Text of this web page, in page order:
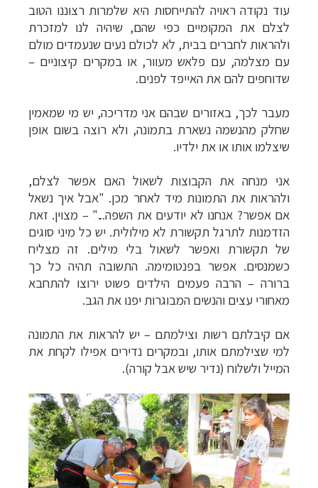
עוד נקודה ראויה להתייחסות היא שלמרות רצוננו הטוב
לצלם את המקומיים כפי שהם, שיהיה לנו למזכרת
ולהראות לחברים בבית, לא לכולם נעים שנעמדים מולם
עם מצלמה, עם פלאש מעוור, או במקרים קיצוניים –
שדוחפים להם את האייפד לפנים.
מעבר לכך, באזורים שבהם אני מדריכה, יש מי שמאמין
שחלק מהנשמה נשארת בתמונה, ולא רוצה בשום אופן
שיצלמו אותו או את ילדיו.
אני מנחה את הקבוצות לשאול האם אפשר לצלם,
ולהראות את התמונות מיד לאחר מכן. "אבל איך נשאל
אם אפשר? אנחנו לא יודעים את השפה..." – מצוין. זאת
הזדמנות לתרגל תקשורת לא מילולית. יש כל מיני סוגים
של תקשורת ואפשר לשאול בלי מילים. זה מצליח
כשמנסים. אפשר בפנטומימה. התשובה תהיה כל כך
ברורה – הרבה פעמים הילדים פשוט ירוצו להתחבא
מאחורי עצים והנשים המבוגרות יפנו את הגב.
אם קיבלתם רשות וצילמתם – יש להראות את התמונה
למי שצילמתם אותו, ובמקרים נדירים אפילו לקחת את
המייל ולשלוח (נדיר שיש אבל קורה).